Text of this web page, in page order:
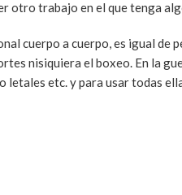
otro trabajo en el que tenga
cuerpo a cuerpo, es igual de
nisiquiera el boxeo. En la
letales etc. y para usar todas